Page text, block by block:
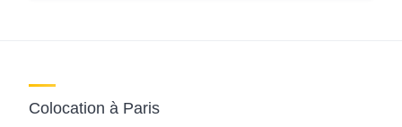
Colocation à Paris